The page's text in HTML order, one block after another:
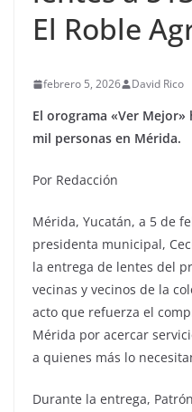
El Roble
febrero 5, 2026 David Rico
El orograma «Ver
mil personas en Mérida.
Por Redacción
Mérida, Yucatán, a 5 de
presidenta municipal,
la entrega de lentes del
vecinas y vecinos de la
acto que refuerza el
Mérida por acercar
a quienes más lo
Durante la entrega,